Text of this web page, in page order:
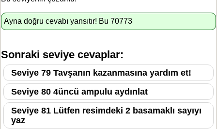
Ayna doğru cevabı yansıtır! Bu 70773
Sonraki seviye cevaplar:
Seviye 79 Tavşanın kazanmasına yardım et!
Seviye 80 4üncü ampulu aydınlat
Seviye 81 Lütfen resimdeki 2 basamaklı sayıyı
yaz